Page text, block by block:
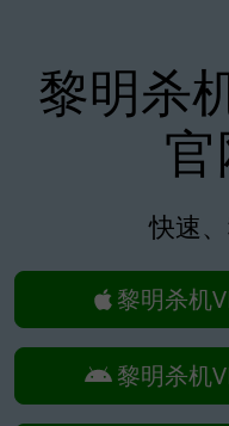
黎明杀
快速
黎明杀机
黎明杀机